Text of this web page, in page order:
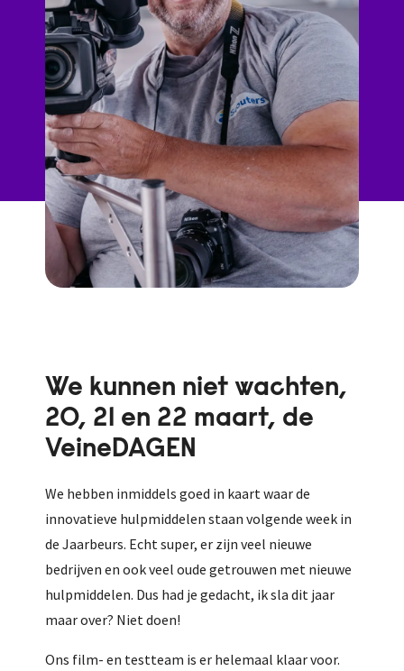
We kunnen niet wachten,
20, 21 en 22 maart, de
VeineDAGEN
We hebben inmiddels goed in kaart waar de
innovatieve hulpmiddelen staan volgende week in
de Jaarbeurs. Echt super, er zijn veel nieuwe
bedrijven en ook veel oude getrouwen met nieuwe
hulpmiddelen. Dus had je gedacht, ik sla dit jaar
maar over? Niet doen!
Ons film- en testteam is er helemaal klaar voor.